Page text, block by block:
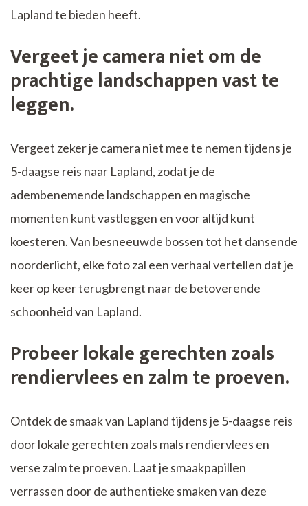
Lapland te bieden heeft.
Vergeet je camera niet om de
prachtige landschappen vast te
leggen.
Vergeet zeker je camera niet mee te nemen tijdens je
5-daagse reis naar Lapland, zodat je de
adembenemende landschappen en magische
momenten kunt vastleggen en voor altijd kunt
koesteren. Van besneeuwde bossen tot het dansende
noorderlicht, elke foto zal een verhaal vertellen dat je
keer op keer terugbrengt naar de betoverende
schoonheid van Lapland.
Probeer lokale gerechten zoals
rendiervlees en zalm te proeven.
Ontdek de smaak van Lapland tijdens je 5-daagse reis
door lokale gerechten zoals mals rendiervlees en
verse zalm te proeven. Laat je smaakpapillen
verrassen door de authentieke smaken van deze